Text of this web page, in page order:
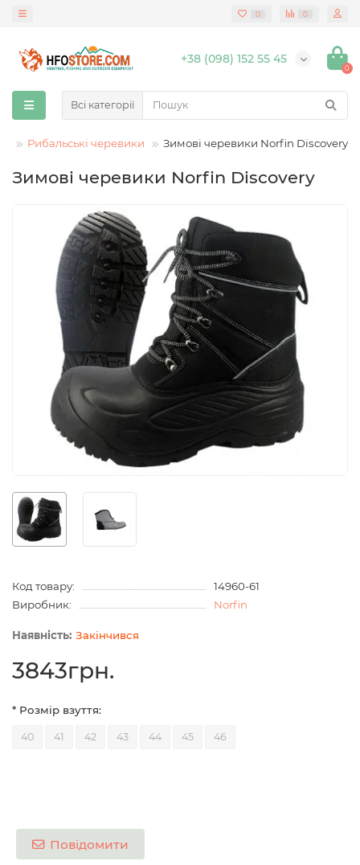
0 0
+38 (098) 152 55 45
0
Всі категорії
Рибальські черевики Зимові черевики Norfin Discovery
Зимові черевики Norfin Discovery
Код товару:
14960-61
Виробник:
Norfin
Закінчився
3843грн.
* Розмір взуття:
40 41 42 43 44 45 46
Повідомити